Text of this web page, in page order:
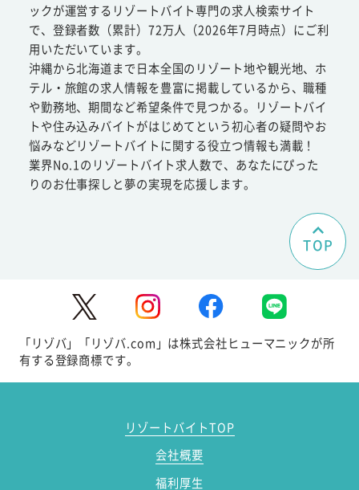
ックが運営するリゾートバイト専門の求人検索サイト
で、登録者数（累計）72万人（2026年7月時点）にご利
用いただいています。
沖縄から北海道まで日本全国のリゾート地や観光地、ホ
テル・旅館の求人情報を豊富に掲載しているから、職種
や勤務地、期間など希望条件で見つかる。リゾートバイ
トや住み込みバイトがはじめてという初心者の疑問やお
悩みなどリゾートバイトに関する役立つ情報も満載！
業界No.1のリゾートバイト求人数で、あなたにぴった
りのお仕事探しと夢の実現を応援します。
TOP
「リゾバ」「リゾバ.com」は株式会社ヒューマニックが所
有する登録商標です。
リゾートバイトTOP
会社概要
福利厚生